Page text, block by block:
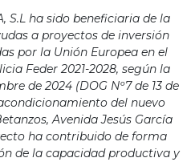
S.L ha sido beneficiaria de la
a proyectos de inversión
por la Unión Europea en el
Feder 2021-2028, según la
de 2024 (DOG Nº7 de 13 de
del nuevo
Avenida Jesús García
ha contribuido de forma
de la capacidad productiva y